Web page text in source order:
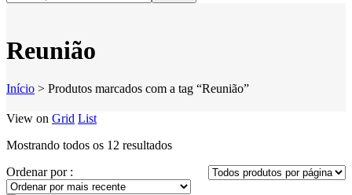
Reunião
Início > Produtos marcados com a tag “Reunião”
View on Grid List
Mostrando todos os 12 resultadosClassificado
recente
Ordenar por :